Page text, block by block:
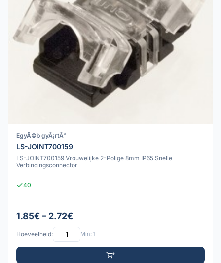
EgyÃ©b gyÃ¡rtÃ³
LS-JOINT700159
LS-JOINT700159 Vrouwelijke 2-Polige 8mm IP65 Snelle
Verbindingsconnector
40
1.85€ – 2.72€
Hoeveelheid: Min: 1